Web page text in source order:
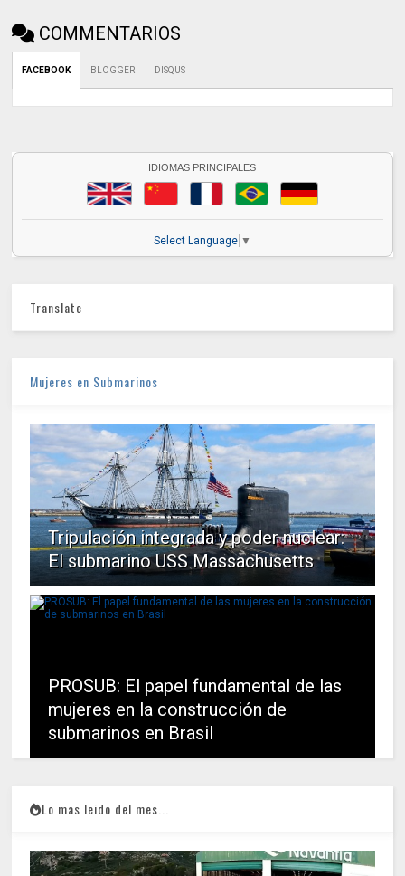
COMMENTARIOS
FACEBOOK BLOGGER DISQUS
IDIOMAS PRINCIPALES
Select Language ▼
Translate
Mujeres en Submarinos
Tripulación integrada y poder nuclear:
El submarino USS Massachusetts
PROSUB: El papel fundamental de las
mujeres en la construcción de
submarinos en Brasil
Lo mas leido del mes...